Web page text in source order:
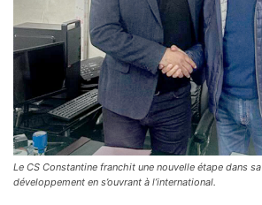
Le CS Constantine franchit une nouvelle étape dans
développement en s’ouvrant à l’international.